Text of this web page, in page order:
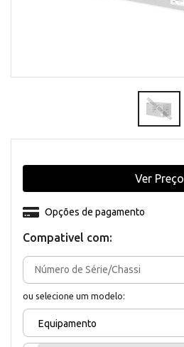
Compativel com:
ou selecione um modelo:
Equipamento
Opções de pagamento
Ver Preço